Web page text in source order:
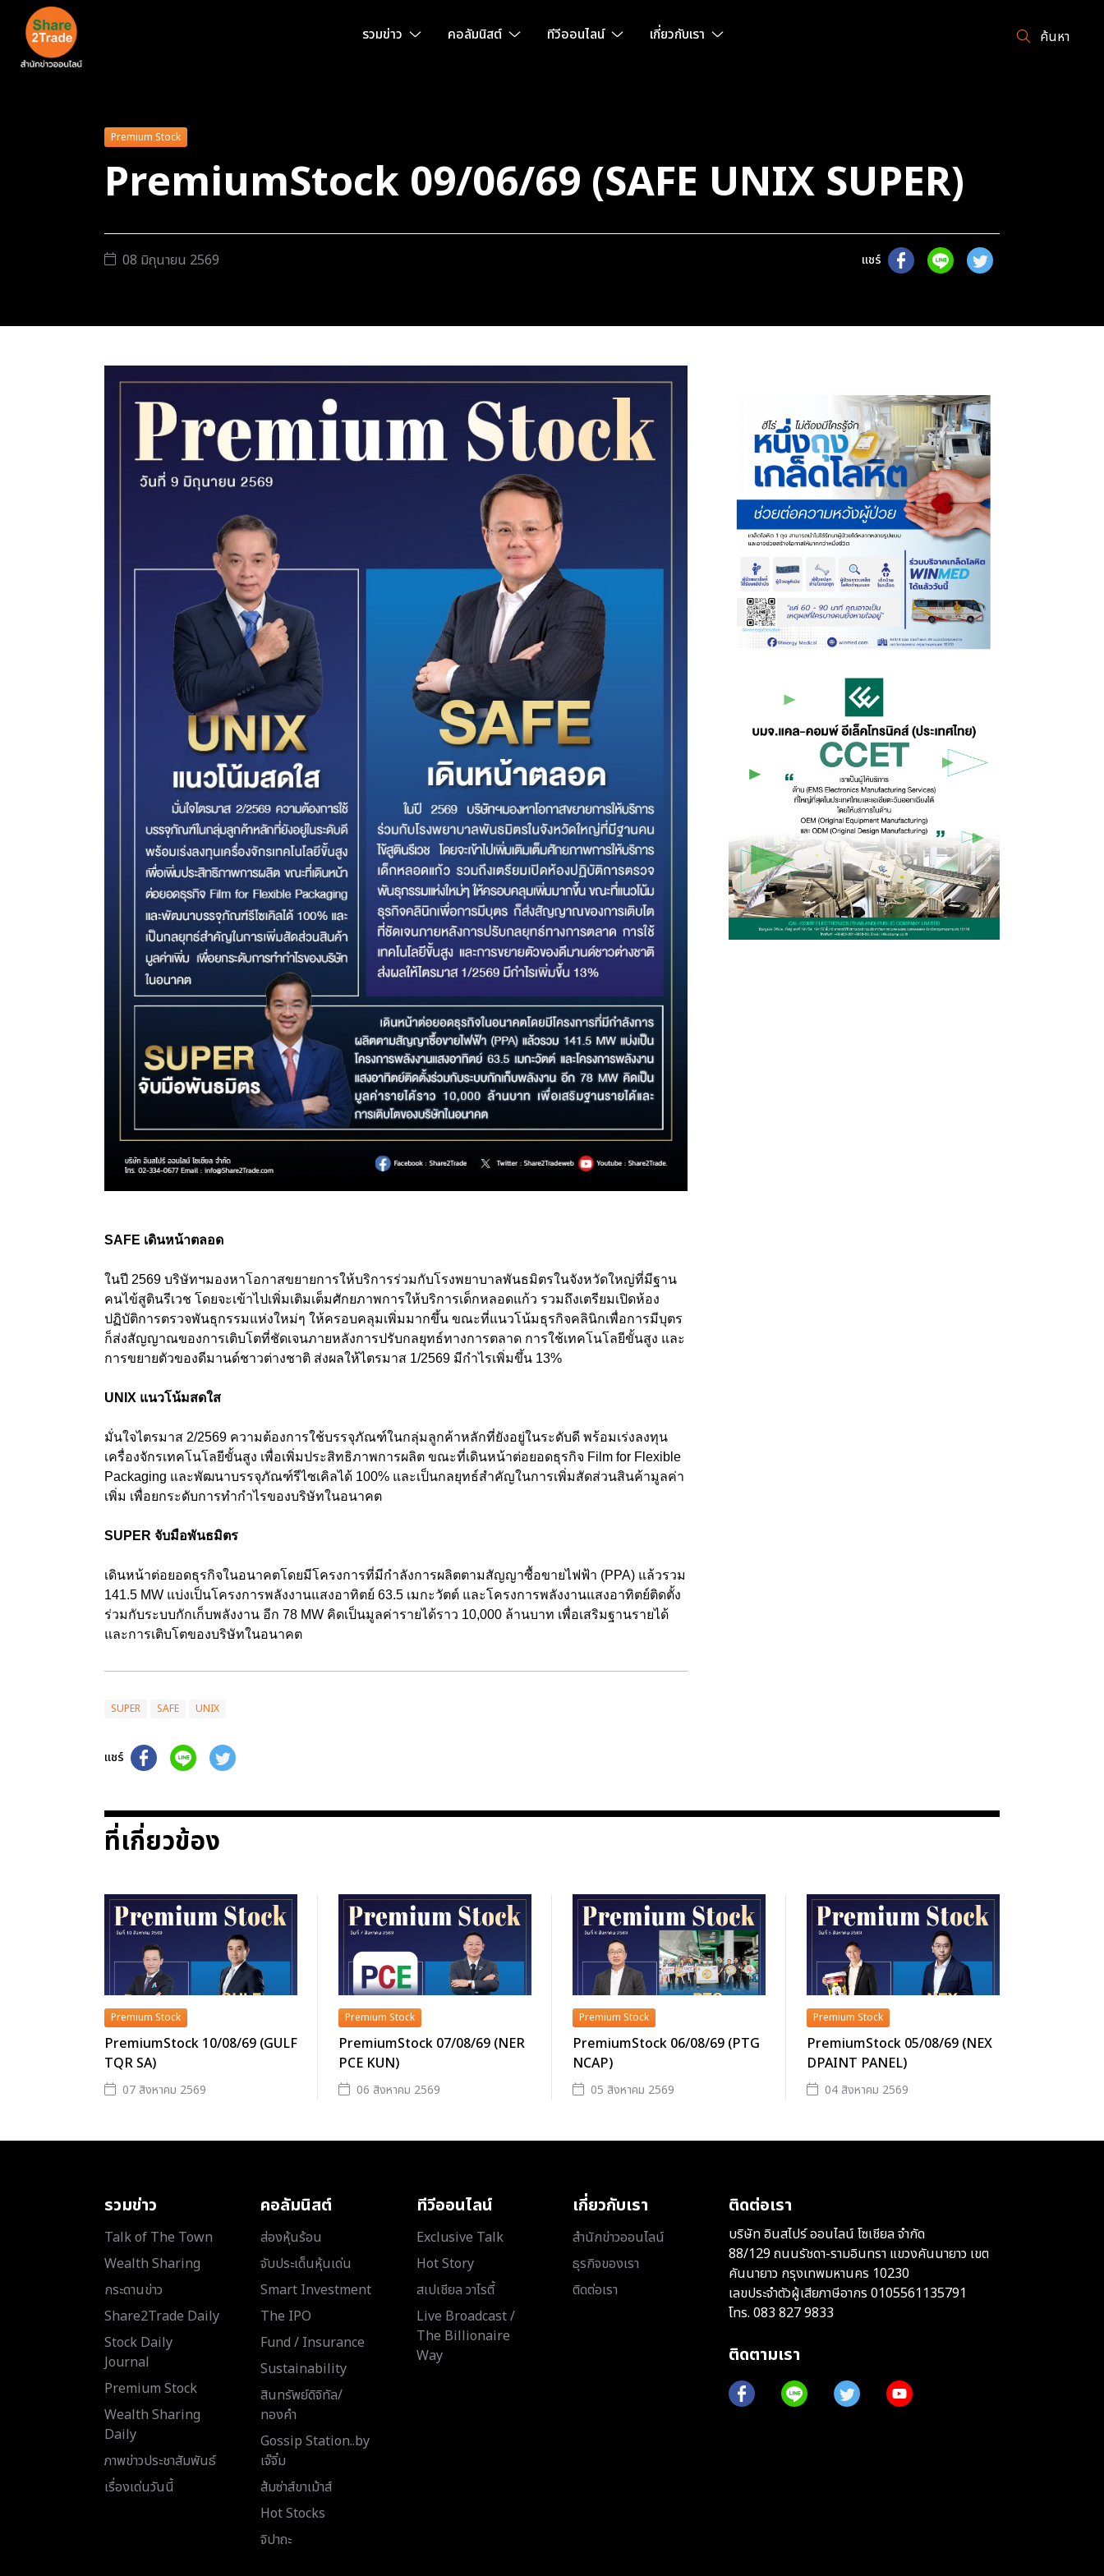
รวมข่าว คอลัมนิสต์ ทีวีออนไลน์ เกี่ยวกับเรา ค้นหา
Premium Stock
PremiumStock 09/06/69 (SAFE UNIX SUPER)
08 มิถุนายน 2569 แชร์
SAFE เดินหน้าตลอด
ในปี 2569 บริษัทฯมองหาโอกาสขยายการให้บริการร่วมกับโรงพยาบาลพันธมิตรในจังหวัดใหญ่ที่มีฐาน
คนไข้สูตินรีเวช โดยจะเข้าไปเพิ่มเติมเต็มศักยภาพการให้บริการเด็กหลอดแก้ว รวมถึงเตรียมเปิดห้อง
ปฏิบัติการตรวจพันธุกรรมแห่งใหม่ๆ ให้ครอบคลุมเพิ่มมากขึ้น ขณะที่แนวโน้มธุรกิจคลินิกเพื่อการมีบุตร
ก็ส่งสัญญาณของการเติบโตที่ชัดเจนภายหลังการปรับกลยุทธ์ทางการตลาด การใช้เทคโนโลยีขั้นสูง และ
การขยายตัวของดีมานด์ชาวต่างชาติ ส่งผลให้ไตรมาส 1/2569 มีกำไรเพิ่มขึ้น 13%
UNIX แนวโน้มสดใส
มั่นใจไตรมาส 2/2569 ความต้องการใช้บรรจุภัณฑ์ในกลุ่มลูกค้าหลักที่ยังอยู่ในระดับดี พร้อมเร่งลงทุน
เครื่องจักรเทคโนโลยีขั้นสูง เพื่อเพิ่มประสิทธิภาพการผลิต ขณะที่เดินหน้าต่อยอดธุรกิจ Film for Flexible
Packaging และพัฒนาบรรจุภัณฑ์รีไซเคิลได้ 100% และเป็นกลยุทธ์สำคัญในการเพิ่มสัดส่วนสินค้ามูลค่า
เพิ่ม เพื่อยกระดับการทำกำไรของบริษัทในอนาคต
SUPER จับมือพันธมิตร
เดินหน้าต่อยอดธุรกิจในอนาคตโดยมีโครงการที่มีกำลังการผลิตตามสัญญาซื้อขายไฟฟ้า (PPA) แล้วรวม
141.5 MW แบ่งเป็นโครงการพลังงานแสงอาทิตย์ 63.5 เมกะวัตต์ และโครงการพลังงานแสงอาทิตย์ติดตั้ง
ร่วมกับระบบกักเก็บพลังงาน อีก 78 MW คิดเป็นมูลค่ารายได้ราว 10,000 ล้านบาท เพื่อเสริมฐานรายได้
และการเติบโตของบริษัทในอนาคต
SUPER SAFE UNIX
แชร์
ที่เกี่ยวข้อง
Premium Stock
PremiumStock 10/08/69 (GULF
TQR SA)
07 สิงหาคม 2569
Premium Stock
PremiumStock 07/08/69 (NER
PCE KUN)
06 สิงหาคม 2569
Premium Stock
PremiumStock 06/08/69 (PTG
NCAP)
05 สิงหาคม 2569
Premium Stock
PremiumStock 05/08/69 (NEX
DPAINT PANEL)
04 สิงหาคม 2569
รวมข่าว
Talk of The Town
Wealth Sharing
กระดานข่าว
Share2Trade Daily
Stock Daily
Journal
Premium Stock
Wealth Sharing
Daily
ภาพข่าวประชาสัมพันธ์
เรื่องเด่นวันนี้
คอลัมนิสต์
ส่องหุ้นร้อน
จับประเด็นหุ้นเด่น
Smart Investment
The IPO
Fund / Insurance
Sustainability
สินทรัพย์ดิจิทัล/
ทองคำ
Gossip Station..by
เจ๊จิ๋ม
ส้มซ่าส์ขาเม้าส์
Hot Stocks
จิปาถะ
ทีวีออนไลน์
Exclusive Talk
Hot Story
สเปเชียล วาไรตี้
Live Broadcast /
The Billionaire
Way
เกี่ยวกับเรา
สำนักข่าวออนไลน์
ธุรกิจของเรา
ติดต่อเรา
ติดต่อเรา
บริษัท อินสไปร์ ออนไลน์ โซเชียล จำกัด
88/129 ถนนรัชดา-รามอินทรา แขวงคันนายาว เขต
คันนายาว กรุงเทพมหานคร 10230
เลขประจำตัวผู้เสียภาษีอากร 0105561135791
โทร. 083 827 9833
ติดตามเรา